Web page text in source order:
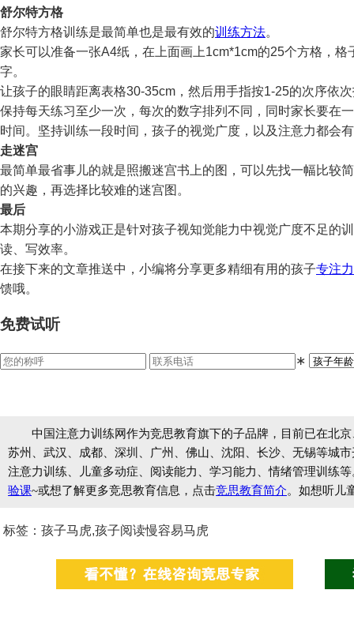
舒尔特方格
舒尔特方格训练是最简单也是最有效的训练方法。
家长可以准备一张A4纸，在上面画上1cm*1cm的25个方格，
字。
让孩子的眼睛距离表格30-35cm，然后用手指按1-25的次序依
保持每天练习至少一次，每次的数字排列不同，同时家长要在
时间。坚持训练一段时间，孩子的视觉广度，以及注意力都会
走迷宫
最简单最省事儿的就是照搬迷宫书上的图，可以先找一幅比较
的兴趣，再选择比较难的迷宫图。
最后
本期分享的小游戏正是针对孩子视知觉能力中视觉广度不足的
读、写效率。
在接下来的文章推送中，小编将分享更多精细有用的孩子专注
馈哦。
免费试听
∗
中国注意力训练网作为竞思教育旗下的子品牌，目前已在北
苏州、武汉、成都、深圳、广州、佛山、沈阳、长沙、无锡等城
注意力训练、儿童多动症、阅读能力、学习能力、情绪管理训练
验课~或想了解更多竞思教育信息，点击竞思教育简介。如想听儿
标签：孩子马虎,孩子阅读慢容易马虎